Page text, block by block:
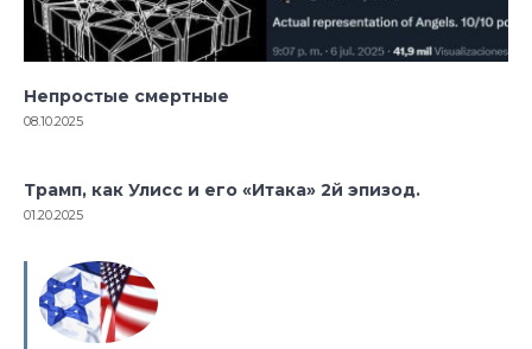
Непростые смертные
08.10.2025
Трамп, как Улисс и его «Итака» 2й эпизод.
01.20.2025